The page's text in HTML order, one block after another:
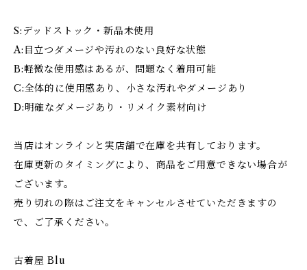
S:デッドストック・新品未使用
A:目立つダメージや汚れのない良好な状態
B:軽微な使用感はあるが、問題なく着用可能
C:全体的に使用感あり、小さな汚れやダメージあり
D:明確なダメージあり・リメイク素材向け
当店はオンラインと実店舗で在庫を共有しております。
在庫更新のタイミングにより、商品をご用意できない場合が
ございます。
売り切れの際はご注文をキャンセルさせていただきますの
で、ご了承ください。
古着屋 Blu